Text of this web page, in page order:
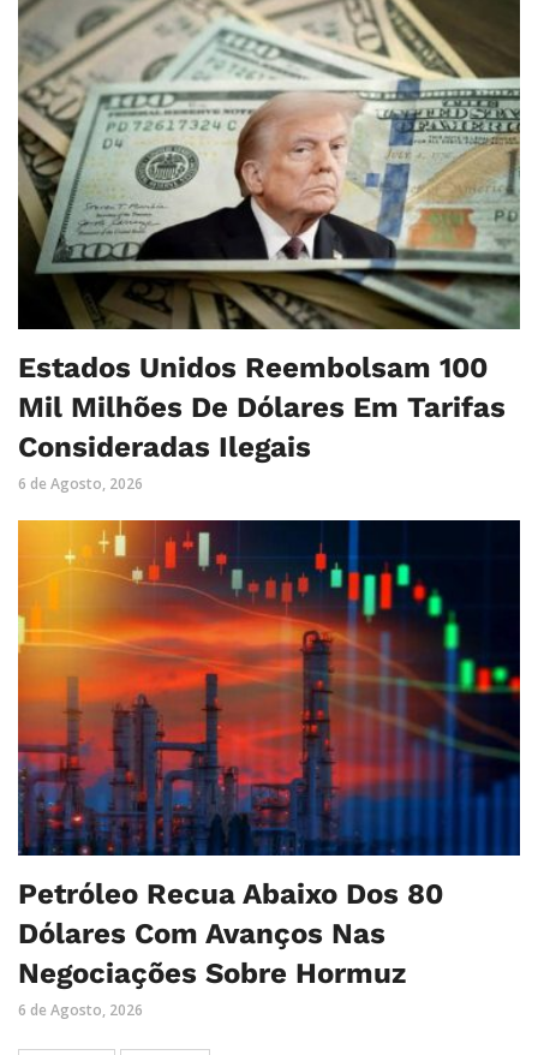
Estados Unidos Reembolsam 100
Mil Milhões De Dólares Em Tarifas
Consideradas Ilegais
6 de Agosto, 2026
Petróleo Recua Abaixo Dos 80
Dólares Com Avanços Nas
Negociações Sobre Hormuz
6 de Agosto, 2026